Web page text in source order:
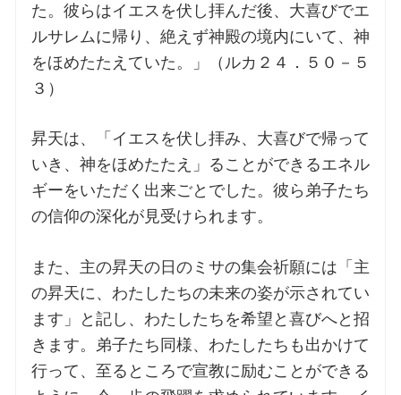
た。彼らはイエスを伏し拝んだ後、大喜びでエ
ルサレムに帰り、絶えず神殿の境内にいて、神
をほめたたえていた。」（ルカ２４．５０－５
３）
昇天は、「イエスを伏し拝み、大喜びで帰って
いき、神をほめたたえ」ることができるエネル
ギーをいただく出来ごとでした。彼ら弟子たち
の信仰の深化が見受けられます。
また、主の昇天の日のミサの集会祈願には「主
の昇天に、わたしたちの未来の姿が示されてい
ます」と記し、わたしたちを希望と喜びへと招
きます。弟子たち同様、わたしたちも出かけて
行って、至るところで宣教に励むことができる